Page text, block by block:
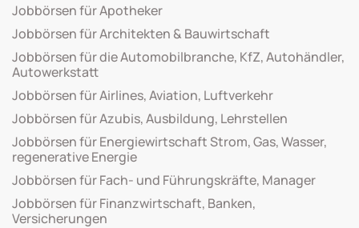
Jobbörsen für Apotheker
Jobbörsen für Architekten & Bauwirtschaft
Jobbörsen für die Automobilbranche, KfZ, Autohändler,
Autowerkstatt
Jobbörsen für Airlines, Aviation, Luftverkehr
Jobbörsen für Azubis, Ausbildung, Lehrstellen
Jobbörsen für Energiewirtschaft Strom, Gas, Wasser,
regenerative Energie
Jobbörsen für Fach- und Führungskräfte, Manager
Jobbörsen für Finanzwirtschaft, Banken,
Versicherungen